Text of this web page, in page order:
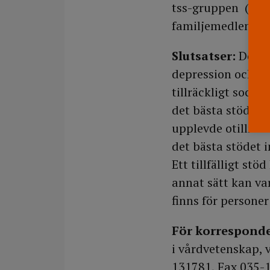
tss-gruppen (88
Slutsatser:
depression och
tillräckligt socialt
det bästa stödet
upplevde
det bästa stödet
Ett tillfälligt stöd
annat sätt kan
finns för
För
i vårdvetenskap,
131781, Fax 035-